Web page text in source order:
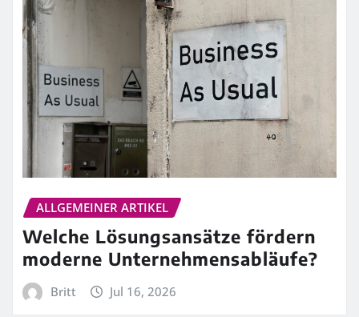
ALLGEMEINER ARTIKEL
Welche Lösungsansätze fördern
moderne Unternehmensabläufe?
Britt Jul 16, 2026